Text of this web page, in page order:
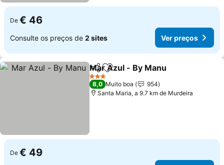
De € 46
Consulte os preços de 2 sites Ver preços
PartilharAdicionar aos favoritos
Mar Azul - By Manu
3 Estrelas
8,0 Muito boa
954
Santa Maria, a 9.7 km de Murdeira
De € 49